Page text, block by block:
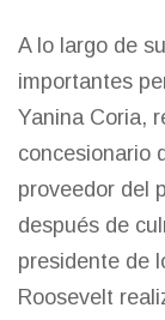
A lo largo de
importantes
Yanina Coria,
concesionario
proveedor del
después de
presidente de
Roosevelt